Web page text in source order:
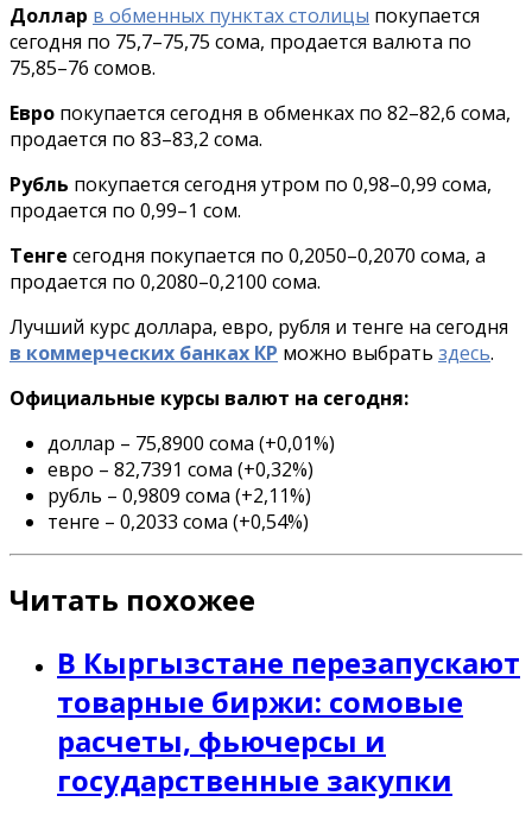
Доллар в обменных пунктах столицы покупается
сегодня по 75,7–75,75 сома, продается валюта по
75,85–76 сомов.
Евро покупается сегодня в обменках по 82–82,6 сома,
продается по 83–83,2 сома.
Рубль покупается сегодня утром по 0,98–0,99 сома,
продается по 0,99–1 сом.
Тенге сегодня покупается по 0,2050–0,2070 сома, а
продается по 0,2080–0,2100 сома.
Лучший курс доллара, евро, рубля и тенге на сегодня
в коммерческих банках КР можно выбрать здесь.
Официальные курсы валют на сегодня:
доллар – 75,8900 сома (+0,01%)
евро – 82,7391 сома (+0,32%)
рубль – 0,9809 сома (+2,11%)
тенге – 0,2033 сома (+0,54%)
Читать похожее
В Кыргызстане перезапускают
товарные биржи: сомовые
расчеты, фьючерсы и
государственные закупки